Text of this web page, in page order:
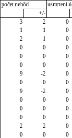
počet nehôd
usmrtení
+/-
3 2
0
1 1
0
2 1
0
0 0
0
0 0
0
0 0
0
9 -2
0
0 0
0
9 -2
0
0 0
0
0 0
0
0 0
0
2 2
0
0 0
0